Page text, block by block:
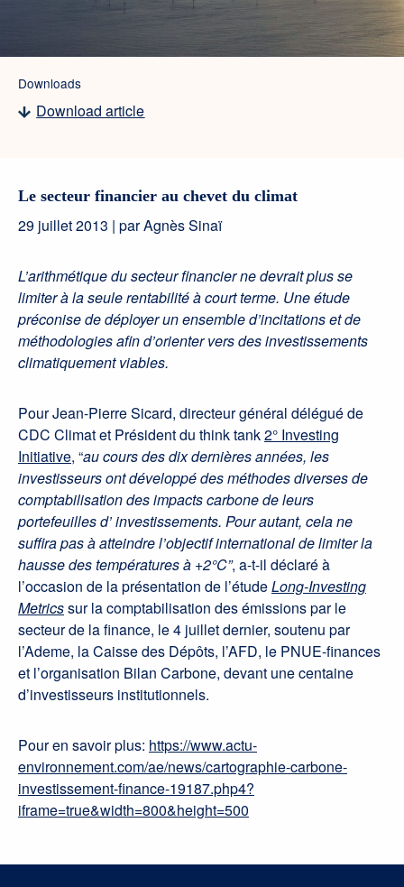
Downloads
Download article
Le secteur financier au chevet du climat
29 juillet 2013 | par Agnès Sinaï
L’arithmétique du secteur financier ne devrait plus se
limiter à la seule rentabilité à court terme. Une étude
préconise de déployer un ensemble d’incitations et de
méthodologies afin d’orienter vers des investissements
climatiquement viables.
Pour Jean-Pierre Sicard, directeur général délégué de
CDC Climat et Président du think tank2° Investing
Initiative, “au cours des dix dernières années, les
investisseurs ont développé des méthodes diverses de
comptabilisation des impacts carbone de leurs
portefeuilles d’ investissements. Pour autant, cela ne
suffira pas à atteindre l’objectif international de limiter la
hausse des températures à +2°C”, a-t-il déclaré à
l’occasion de la présentation de l’étudeLong-Investing
Metricssur la comptabilisation des émissions par le
secteur de la finance, le 4 juillet dernier, soutenu par
l’Ademe, la Caisse des Dépôts, l’AFD, le PNUE-finances
et l’organisation Bilan Carbone, devant une centaine
d’investisseurs institutionnels.
Pour en savoir plus: https://www.actu-
environnement.com/ae/news/cartographie-carbone-
investissement-finance-19187.php4?
iframe=true&width=800&height=500